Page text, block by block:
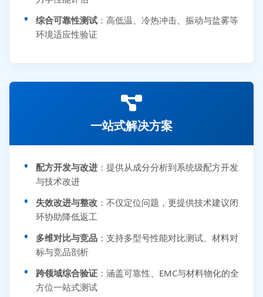
综合可靠性测试 ：高低温、冷热冲击、振动与盐雾等
环境适应性验证
一站式解决方案
配方开发与改进 ：提供从成分分析到系统级配方开发
与技术改进
失效改进与整改 ：不仅定位问题，更提供技术建议闭
环协助降低返工
多维对比与竞品 ：支持多型号性能对比测试、材料对
标与竞品剖析
跨领域综合验证 ：涵盖可靠性、EMC与材料物化的全
方位一站式测试